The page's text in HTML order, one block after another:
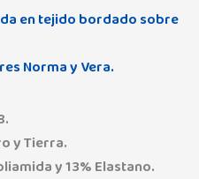
en tejido bordado sobre
NormayVera.
y Tierra.
y 13% Elastano.